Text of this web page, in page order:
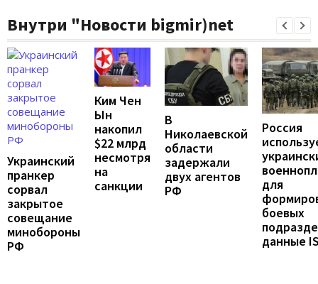
Внутри "Новости bigmir)net
Украинский
пранкер
сорвал
закрытое
совещание
минобороны
РФ
Ким Чен
Ын
накопил
$22 млрд
несмотря
на
санкции
В
Николаевской
области
задержали
двух агентов
РФ
Россия
для
боевых
данные